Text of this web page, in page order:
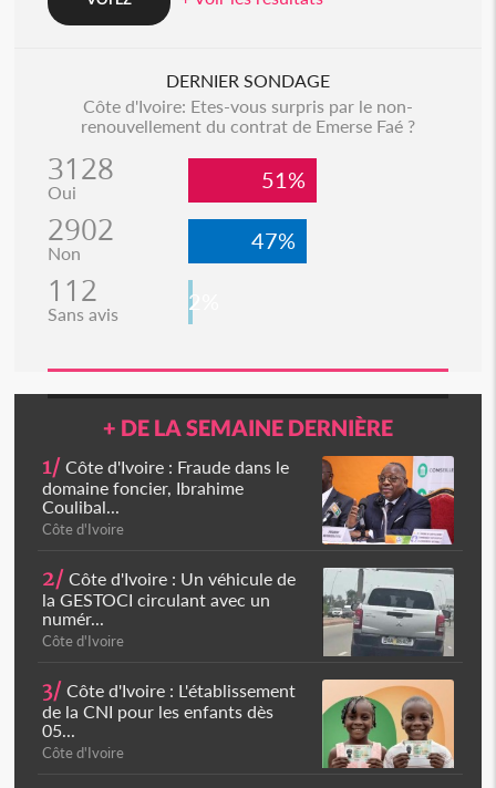
DERNIER SONDAGE
Côte d'Ivoire: Etes-vous surpris par le non-
renouvellement du contrat de Emerse Faé ?
3128
Oui 51%
2902
Non 47%
112
Sans avis 2%
+ DE LA SEMAINE DERNIÈRE
1/ Côte d'Ivoire : Fraude dans le
domaine foncier, Ibrahime
Coulibal...
Côte d'Ivoire
2/ Côte d'Ivoire : Un véhicule de
la GESTOCI circulant avec un
numér...
Côte d'Ivoire
3/ Côte d'Ivoire : L'établissement
de la CNI pour les enfants dès
05...
Côte d'Ivoire